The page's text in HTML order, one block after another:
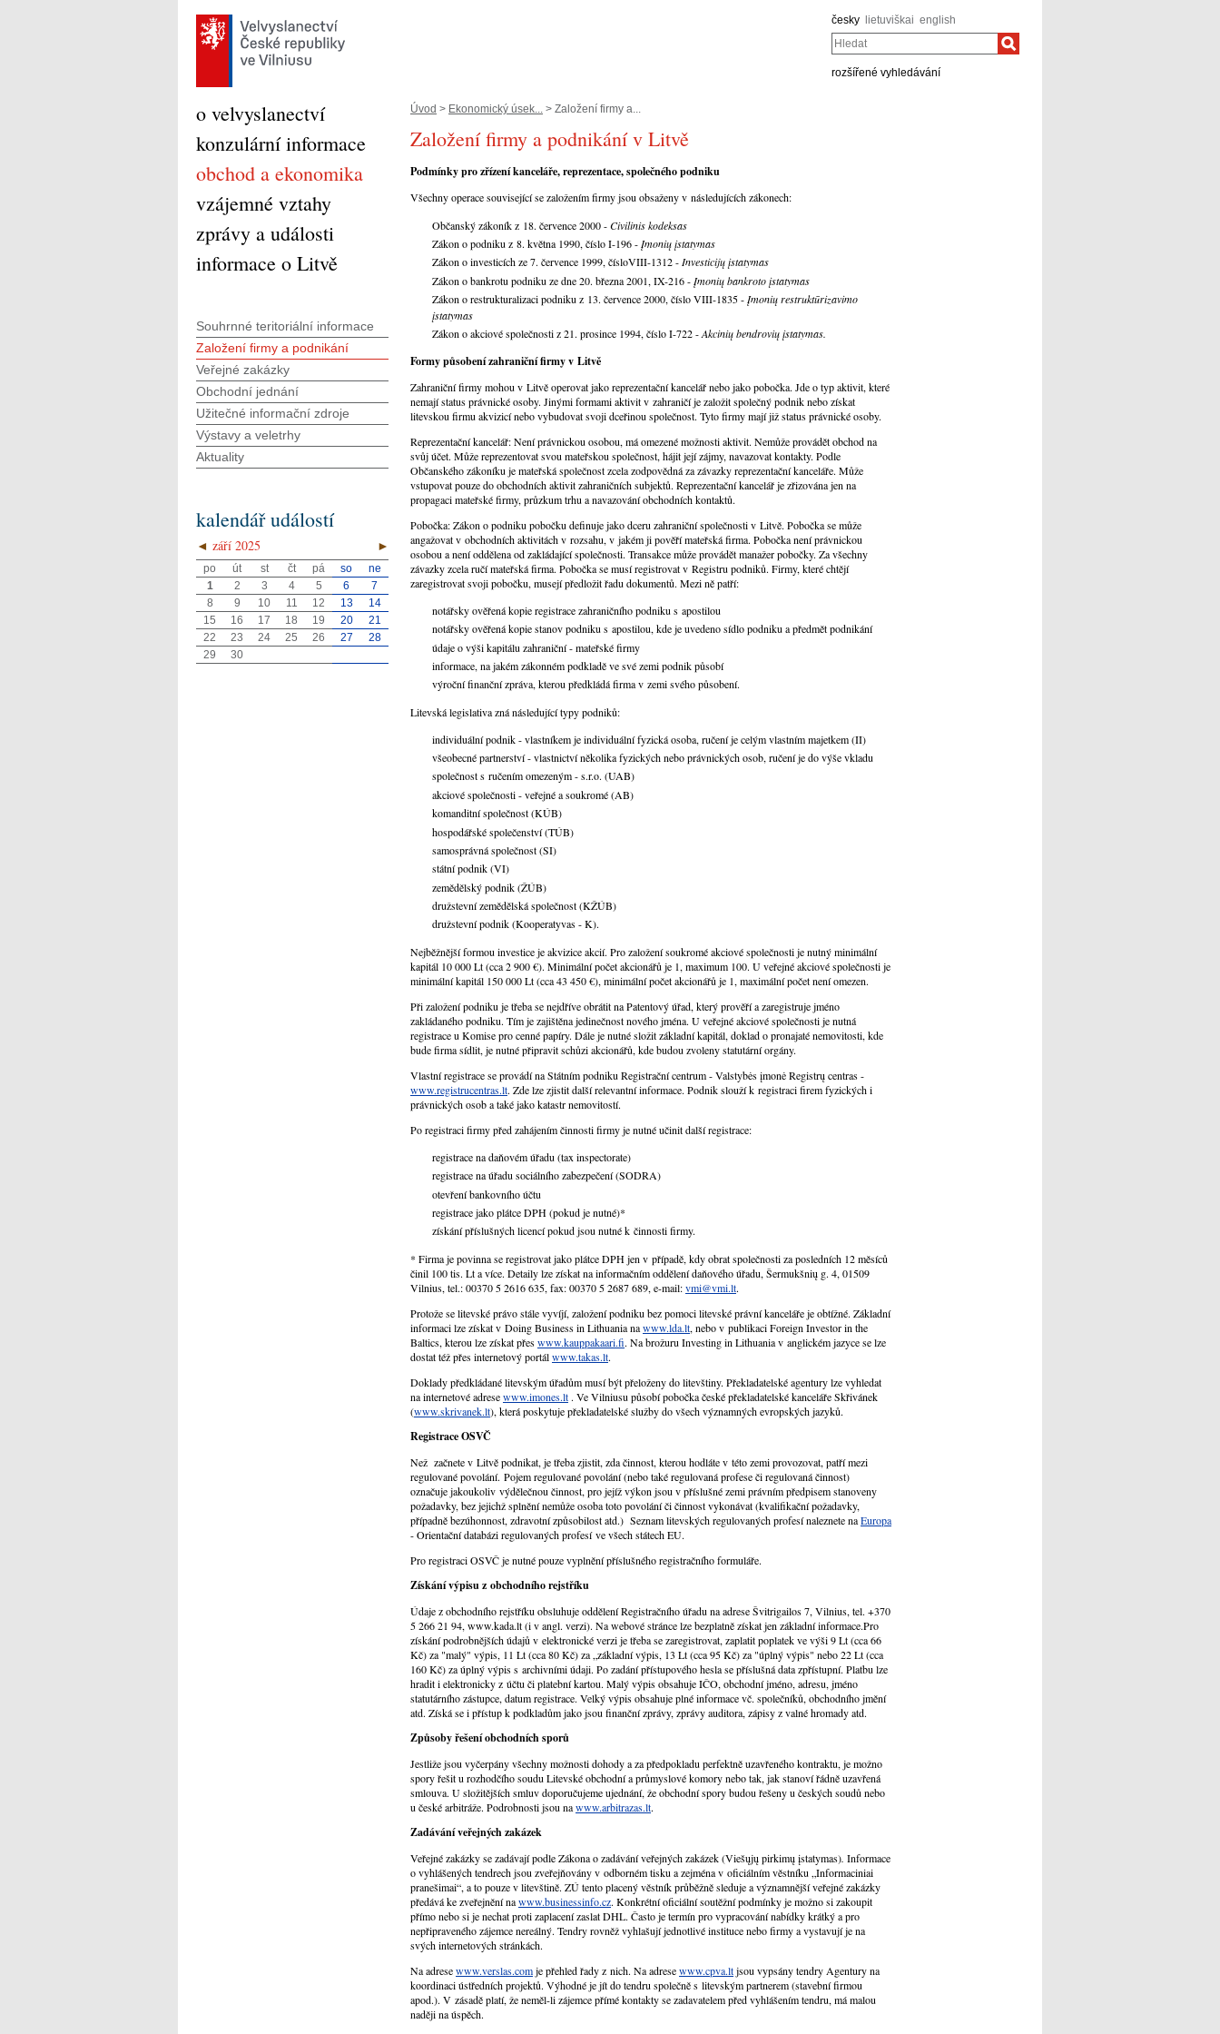
česky lietuviškai english
Hledat
rozšířené vyhledávání
Úvod > Ekonomický úsek... > Založení firmy a...
Založení firmy a podnikání v Litvě
Podmínky pro zřízení kanceláře, reprezentace, společného podniku
Všechny operace související se založením firmy jsou obsaženy v následujících zákonech:
Občanský zákoník z 18. července 2000 -Civilinis kodeksas
Zákon o podniku z 8. května 1990, číslo I-196 - Įmonių įstatymas
Zákon o investicích ze 7. července 1999, čísloVIII-1312 -Investicijų įstatymas
Zákon o bankrotu podniku ze dne 20. března 2001, IX-216 - Įmonių bankroto įstatymas
Zákon o restrukturalizaci podniku z 13. července 2000, číslo VIII-1835 - Įmonių restruktūrizavimo
įstatymas
Zákon o akciové společnosti z 21. prosince 1994, číslo I-722 -Akcinių bendrovių įstatymas.
Formy působení zahraniční firmy v Litvě
Zahraniční firmy mohou v Litvě operovat jako reprezentační kancelář nebo jako pobočka. Jde o typ aktivit, které
nemají status právnické osoby. Jinými formami aktivit v zahraničí je založit společný podnik nebo získat
litevskou firmu akvizicí nebo vybudovat svoji dceřinou společnost. Tyto firmy mají již status právnické osoby.
Reprezentační kancelář: Není právnickou osobou, má omezené možnosti aktivit. Nemůže provádět obchod na
svůj účet. Může reprezentovat svou mateřskou společnost, hájit její zájmy, navazovat kontakty. Podle
Občanského zákoníku je mateřská společnost zcela zodpovědná za závazky reprezentační kanceláře. Může
vstupovat pouze do obchodních aktivit zahraničních subjektů. Reprezentační kancelář je zřizována jen na
propagaci mateřské firmy, průzkum trhu a navazování obchodních kontaktů.
Pobočka: Zákon o podniku pobočku definuje jako dceru zahraniční společnosti v Litvě. Pobočka se může
angažovat v obchodních aktivitách v rozsahu, v jakém ji pověří mateřská firma. Pobočka není právnickou
osobou a není oddělena od zakládající společnosti. Transakce může provádět manažer pobočky. Za všechny
závazky zcela ručí mateřská firma. Pobočka se musí registrovat v Registru podniků. Firmy, které chtějí
zaregistrovat svoji pobočku, musejí předložit řadu dokumentů. Mezi ně patří:
notářsky ověřená kopie registrace zahraničního podniku s apostilou
notářsky ověřená kopie stanov podniku s apostilou, kde je uvedeno sídlo podniku a předmět podnikání
údaje o výši kapitálu zahraniční - mateřské firmy
informace, na jakém zákonném podkladě ve své zemi podnik působí
výroční finanční zpráva, kterou předkládá firma v zemi svého působení.
Litevská legislativa zná následující typy podniků:
individuální podnik - vlastníkem je individuální fyzická osoba, ručení je celým vlastním majetkem (II)
všeobecné partnerství - vlastnictví několika fyzických nebo právnických osob, ručení je do výše vkladu
společnost s ručením omezeným - s.r.o. (UAB)
akciové společnosti - veřejné a soukromé (AB)
komanditní společnost (KÚB)
hospodářské společenství (TÚB)
samosprávná společnost (SI)
státní podnik (VI)
zemědělský podnik (ŽÚB)
družstevní zemědělská společnost (KŽÚB)
družstevní podnik (Kooperatyvas - K).
Nejběžnější formou investice je akvizice akcií. Pro založení soukromé akciové společnosti je nutný minimální
kapitál 10 000 Lt (cca 2 900 €). Minimální počet akcionářů je 1, maximum 100. U veřejné akciové společnosti je
minimální kapitál 150 000 Lt (cca 43 450 €), minimální počet akcionářů je 1, maximální počet není omezen.
Při založení podniku je třeba se nejdříve obrátit na Patentový úřad, který prověří a zaregistruje jméno
zakládaného podniku. Tím je zajištěna jedinečnost nového jména. U veřejné akciové společnosti je nutná
registrace u Komise pro cenné papíry. Dále je nutné složit základní kapitál, doklad o pronajaté nemovitosti, kde
bude firma sídlit, je nutné připravit schůzi akcionářů, kde budou zvoleny statutární orgány.
Vlastní registrace se provádí na Státním podniku Registrační centrum - Valstybės įmonė Registrų centras -
www.registrucentras.lt. Zde lze zjistit další relevantní informace. Podnik slouží k registraci firem fyzických i
právnických osob a také jako katastr nemovitostí.
Po registraci firmy před zahájením činnosti firmy je nutné učinit další registrace:
registrace na daňovém úřadu (tax inspectorate)
registrace na úřadu sociálního zabezpečení (SODRA)
otevření bankovního účtu
registrace jako plátce DPH (pokud je nutné)*
získání příslušných licencí pokud jsou nutné k činnosti firmy.
* Firma je povinna se registrovat jako plátce DPH jen v případě, kdy obrat společnosti za posledních 12 měsíců
činil 100 tis. Lt a více. Detaily lze získat na informačním oddělení daňového úřadu, Šermukšnių g. 4, 01509
Vilnius, tel.: 00370 5 2616 635, fax: 00370 5 2687 689, e-mail:vmi@vmi.lt.
Protože se litevské právo stále vyvíjí, založení podniku bez pomoci litevské právní kanceláře je obtížné. Základní
informaci lze získat v Doing Business in Lithuania nawww.lda.lt, nebo v publikaci Foreign Investor in the
Baltics, kterou lze získat přeswww.kauppakaari.fi. Na brožuru Investing in Lithuania v anglickém jazyce se lze
dostat též přes internetový portálwww.takas.lt.
Doklady předkládané litevským úřadům musí být přeloženy do litevštiny. Překladatelské agentury lze vyhledat
na internetové adresewww.imones.lt . Ve Vilniusu působí pobočka české překladatelské kanceláře Skřivánek
(www.skrivanek.lt), která poskytuje překladatelské služby do všech významných evropských jazyků.
Registrace OSVČ
Než začnete v Litvě podnikat, je třeba zjistit, zda činnost, kterou hodláte v této zemi provozovat, patří mezi
regulované povolání. Pojem regulované povolání (nebo také regulovaná profese či regulovaná činnost)
označuje jakoukoliv výdělečnou činnost, pro jejíž výkon jsou v příslušné zemi právním předpisem stanoveny
požadavky, bez jejichž splnění nemůže osoba toto povolání či činnost vykonávat (kvalifikační požadavky,
případně bezúhonnost, zdravotní způsobilost atd.) Seznam litevských regulovaných profesí naleznete naEuropa
- Orientační databázi regulovaných profesí ve všech státech EU.
Pro registraci OSVČ je nutné pouze vyplnění příslušného registračního formuláře.
Získání výpisu z obchodního rejstříku
Údaje z obchodního rejstříku obsluhuje oddělení Registračního úřadu na adrese Švitrigailos 7, Vilnius, tel. +370
5 266 21 94, www.kada.lt (i v angl. verzi). Na webové stránce lze bezplatně získat jen základní informace.Pro
získání podrobnějších údajů v elektronické verzi je třeba se zaregistrovat, zaplatit poplatek ve výši 9 Lt (cca 66
Kč) za "malý" výpis, 11 Lt (cca 80 Kč) za „základní výpis, 13 Lt (cca 95 Kč) za "úplný výpis" nebo 22 Lt (cca
160 Kč) za úplný výpis s archivními údaji. Po zadání přístupového hesla se příslušná data zpřístupní. Platbu lze
hradit i elektronicky z účtu či platební kartou. Malý výpis obsahuje IČO, obchodní jméno, adresu, jméno
statutárního zástupce, datum registrace. Velký výpis obsahuje plné informace vč. společníků, obchodního jmění
atd. Získá se i přístup k podkladům jako jsou finanční zprávy, zprávy auditora, zápisy z valné hromady atd.
Způsoby řešení obchodních sporů
Jestliže jsou vyčerpány všechny možnosti dohody a za předpokladu perfektně uzavřeného kontraktu, je možno
spory řešit u rozhodčího soudu Litevské obchodní a průmyslové komory nebo tak, jak stanoví řádně uzavřená
smlouva. U složitějších smluv doporučujeme ujednání, že obchodní spory budou řešeny u českých soudů nebo
u české arbitráže. Podrobnosti jsou nawww.arbitrazas.lt.
Zadávání veřejných zakázek
Veřejné zakázky se zadávají podle Zákona o zadávání veřejných zakázek (Viešųjų pirkimų įstatymas). Informace
o vyhlášených tendrech jsou zveřejňovány v odborném tisku a zejména v oficiálním věstníku „Informaciniai
pranešimai“, a to pouze v litevštině. ZÚ tento placený věstník průběžně sleduje a významnější veřejné zakázky
předává ke zveřejnění nawww.businessinfo.cz. Konkrétní oficiální soutěžní podmínky je možno si zakoupit
přímo nebo si je nechat proti zaplacení zaslat DHL. Často je termín pro vypracování nabídky krátký a pro
nepřipraveného zájemce nereálný. Tendry rovněž vyhlašují jednotlivé instituce nebo firmy a vystavují je na
svých internetových stránkách.
Na adresewww.verslas.comje přehled řady z nich. Na adresewww.cpva.ltjsou vypsány tendry Agentury na
koordinaci ústředních projektů. Výhodné je jít do tendru společně s litevským partnerem (stavební firmou
apod.). V zásadě platí, že neměl-li zájemce přímé kontakty se zadavatelem před vyhlášením tendru, má malou
naději na úspěch.
o velvyslanectví
konzulární informace
obchod a ekonomika
vzájemné vztahy
zprávy a události
informace o Litvě
Souhrnné teritoriální informace
Založení firmy a podnikání
Veřejné zakázky
Obchodní jednání
Užitečné informační zdroje
Výstavy a veletrhy
Aktuality
kalendář událostí
◄ ►
září 2025
po út st čt pá so
ne
1
2 3 4 5 6
7
8
9 10 11 12 13
14
15
16 17 18 19 20
21
22
23 24 25 26 27
28
29
30